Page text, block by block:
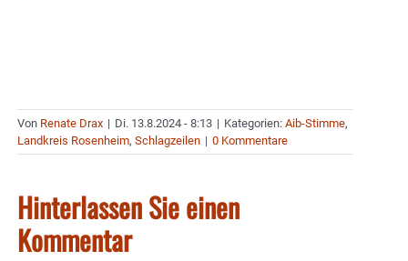
Von Renate Drax | Di. 13.8.2024 - 8:13 | Kategorien: Aib-Stimme,
Landkreis Rosenheim, Schlagzeilen | 0 Kommentare
Hinterlassen Sie einen
Kommentar